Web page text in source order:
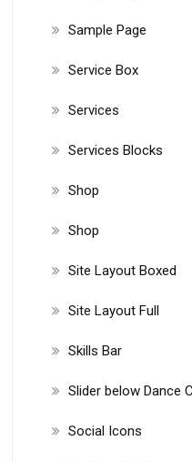
Sample Page
Service Box
Services
Services Blocks
Shop
Shop
Site Layout Boxed
Site Layout Full
Skills Bar
Slider below Dance
Social Icons